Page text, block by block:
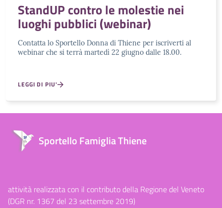
StandUP contro le molestie nei
luoghi pubblici (webinar)
Contatta lo Sportello Donna di Thiene per iscriverti al
webinar che si terrà martedì 22 giugno dalle 18.00.
LEGGI DI PIU'
Sportello Famiglia Thiene
attività realizzata con il contributo della Regione del Veneto
(DGR nr. 1367 del 23 settembre 2019)